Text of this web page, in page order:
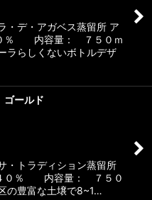
・デ・アガベス蒸留所 ア
％ 内容量： ７５０ｍ
ラらしくないボトルデザ
ールド
・トラディション蒸留所
０％ 内容量： ７５０
の豊富な土壌で8~1…